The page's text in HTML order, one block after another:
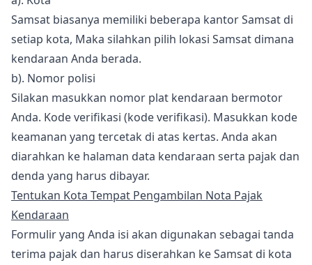
Samsat biasanya memiliki beberapa kantor Samsat di
setiap kota, Maka silahkan pilih lokasi Samsat dimana
kendaraan Anda berada.
b). Nomor polisi
Silakan masukkan nomor plat kendaraan bermotor
Anda. Kode verifikasi (kode verifikasi). Masukkan kode
keamanan yang tercetak di atas kertas. Anda akan
diarahkan ke halaman data kendaraan serta pajak dan
denda yang harus dibayar.
Tentukan Kota Tempat Pengambilan Nota Pajak
Kendaraan
Formulir yang Anda isi akan digunakan sebagai tanda
terima pajak dan harus diserahkan ke Samsat di kota